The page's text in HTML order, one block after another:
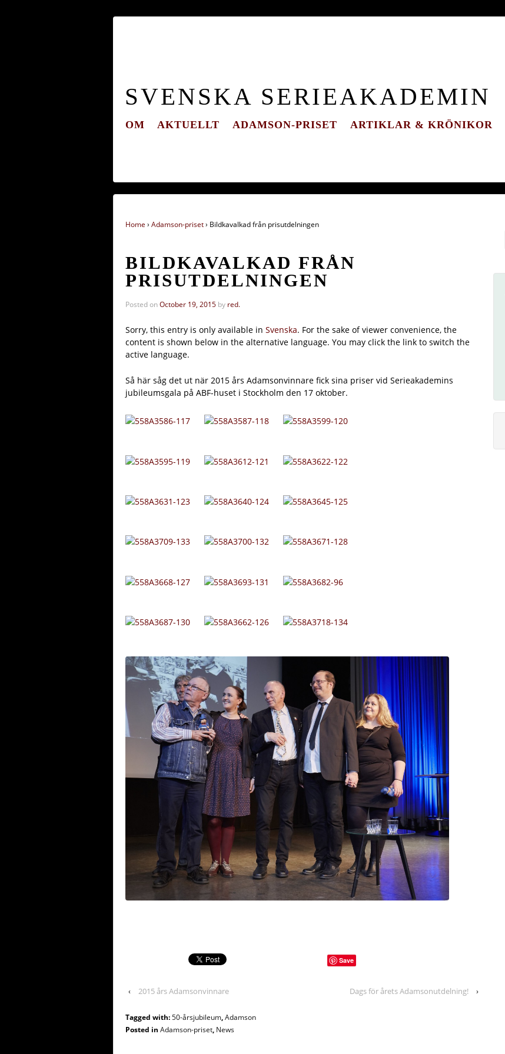
SVENSKA SERIEAKADEMIN
OM AKTUELLT ADAMSON-PRISET ARTIKLAR & KRÖNIKOR
Home › Adamson-priset› Bildkavalkad från prisutdelningen
BILDKAVALKAD FRÅN
PRISUTDELNINGEN
Posted onOctober 19, 2015 by red.
Sorry, this entry is only available in Svenska. For the sake of viewer convenience, the
content is shown below in the alternative language. You may click the link to switch the
active language.
Så här såg det ut när 2015 års Adamsonvinnare fick sina priser vid Serieakademins
jubileumsgala på ABF-huset i Stockholm den 17 oktober.
Save
‹ 2015 års Adamsonvinnare Dags för årets Adamsonutdelning! ›
Tagged with:50-årsjubileum,Adamson
Posted in Adamson-priset, News